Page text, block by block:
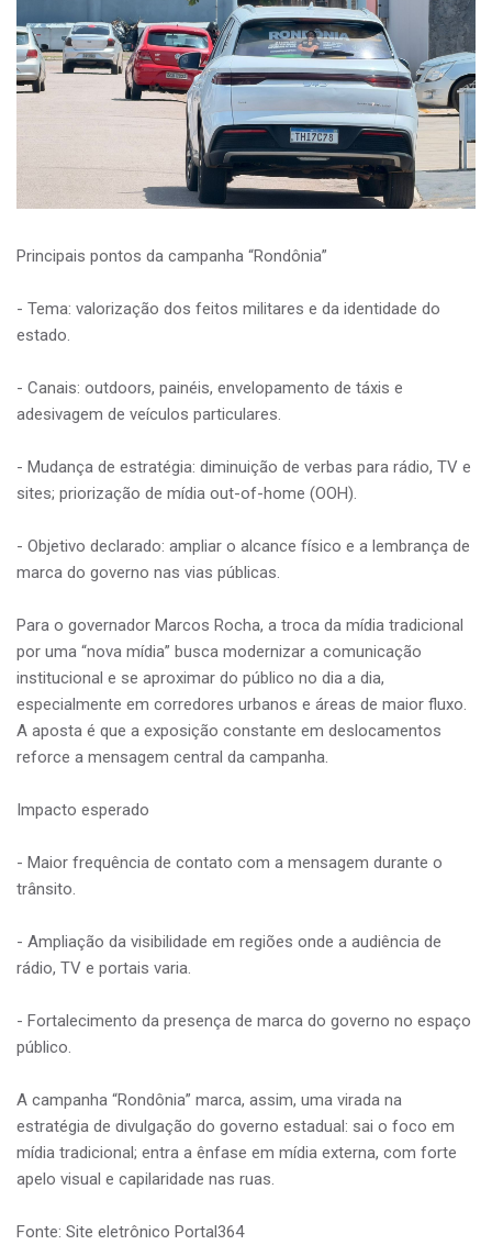
Principais pontos da campanha “Rondônia”
- Tema: valorização dos feitos militares e da identidade do
estado.
- Canais: outdoors, painéis, envelopamento de táxis e
adesivagem de veículos particulares.
- Mudança de estratégia: diminuição de verbas para rádio, TV e
sites; priorização de mídia out-of-home (OOH).
- Objetivo declarado: ampliar o alcance físico e a lembrança de
marca do governo nas vias públicas.
Para o governador Marcos Rocha, a troca da mídia tradicional
por uma “nova mídia” busca modernizar a comunicação
institucional e se aproximar do público no dia a dia,
especialmente em corredores urbanos e áreas de maior fluxo.
A aposta é que a exposição constante em deslocamentos
reforce a mensagem central da campanha.
Impacto esperado
- Maior frequência de contato com a mensagem durante o
trânsito.
- Ampliação da visibilidade em regiões onde a audiência de
rádio, TV e portais varia.
- Fortalecimento da presença de marca do governo no espaço
público.
A campanha “Rondônia” marca, assim, uma virada na
estratégia de divulgação do governo estadual: sai o foco em
mídia tradicional; entra a ênfase em mídia externa, com forte
apelo visual e capilaridade nas ruas.
Fonte: Site eletrônico Portal364